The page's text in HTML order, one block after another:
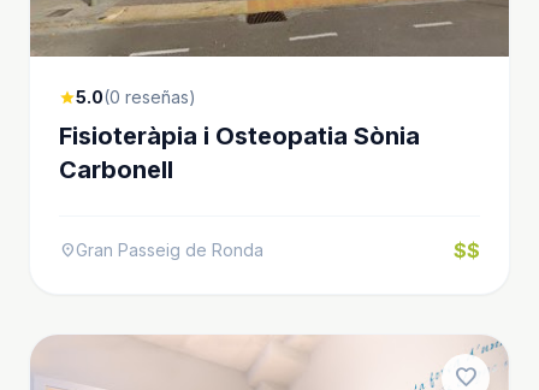
star5.0(0 reseñas)
Fisioteràpia i Osteopatia Sònia
Carbonell
location_onGran Passeig de Ronda $$
favorite